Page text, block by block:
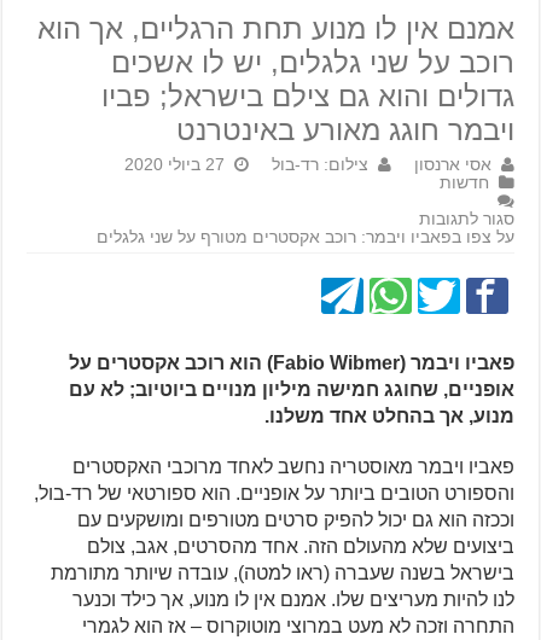
אמנם אין לו מנוע תחת הרגליים, אך הוא
רוכב על שני גלגלים, יש לו אשכים
גדולים והוא גם צילם בישראל; פביו
ויבמר חוגג מאורע באינטרנט
אסי ארנסון צילום: רד-בול
27 ביולי 2020
חדשות
סגור לתגובות
על צפו בפאביו ויבמר: רוכב אקסטרים מטורף על שני גלגלים
פאביו ויבמר (Fabio Wibmer) הוא רוכב אקסטרים על
אופניים, שחוגג חמישה מיליון מנויים ביוטיוב; לא עם
מנוע, אך בהחלט אחד משלנו.
פאביו ויבמר מאוסטריה נחשב לאחד מרוכבי האקסטרים
והספורט הטובים ביותר על אופניים. הוא ספורטאי של רד-בול,
וככזה הוא גם יכול להפיק סרטים מטורפים ומושקעים עם
ביצועים שלא מהעולם הזה. אחד מהסרטים, אגב, צולם
בישראל בשנה שעברה (ראו למטה), עובדה שיותר מתורמת
לנו להיות מעריצים שלו. אמנם אין לו מנוע, אך כילד וכנער
התחרה וזכה לא מעט במרוצי מוטוקרוס – אז הוא לגמרי